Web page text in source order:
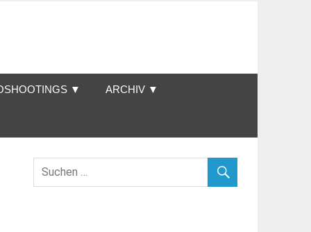
▼ ARCHIV ▼